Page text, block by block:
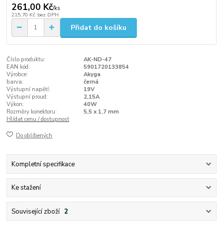
261,00 Kč/ks
215,70 Kč bez DPH
Přidat do košíku
Číslo produktu:
AK-ND-47
EAN kód:
5901720133854
Výrobce:
Akyga
barva:
černá
Výstupní napětí:
19V
Výstupní proud:
2,15A
Výkon:
40W
Rozměry konektoru:
5,5 x 1,7 mm
Hlídat cenu / dostupnost
Do oblíbených
Kompletní specifikace
Ke stažení
Související zboží 2